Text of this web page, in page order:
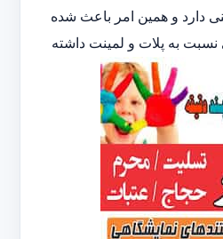
دارد و همین امر باعث شده
نسبت به پلات و لمینت داشته